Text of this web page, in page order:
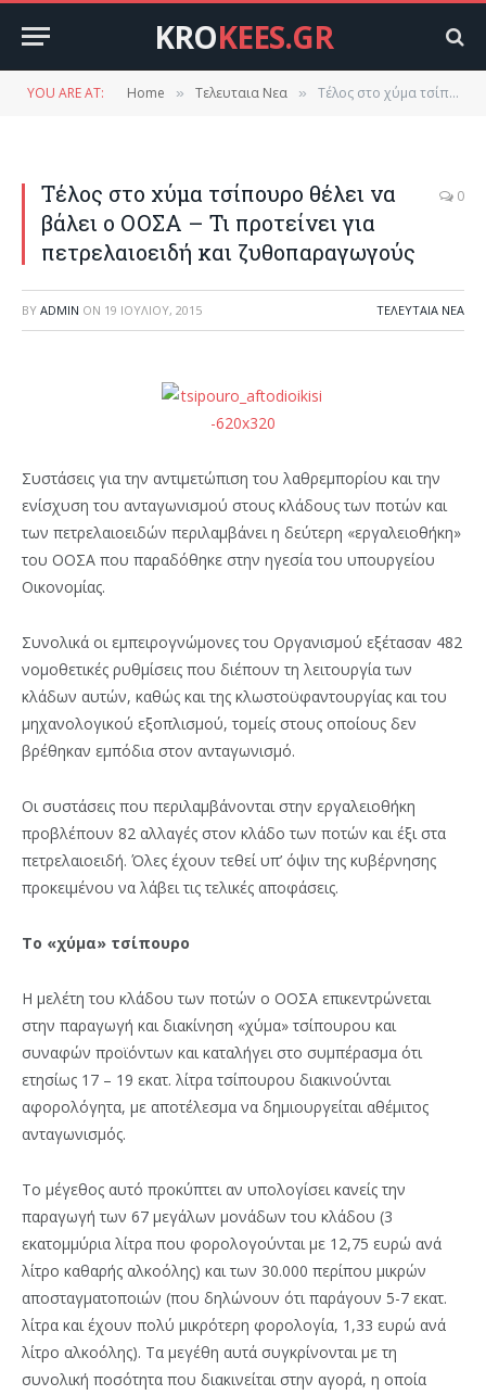
KROKEES.GR
YOU ARE AT: Home » Τελευταια Νεα » Τέλος στο χύμα τσίπουρο θέλει να βάλει ο ΟΟΣΑ – Τι προτείνει για πετρελαιοειδή και ζυθοπαραγωγούς
Τέλος στο χύμα τσίπουρο θέλει να
βάλει ο ΟΟΣΑ – Τι προτείνει για
πετρελαιοειδή και ζυθοπαραγωγούς
0
BY ADMIN ON 19 ΙΟΥΛΊΟΥ, 2015 ΤΕΛΕΥΤΑΙΑ ΝΕΑ
Συστάσεις για την αντιμετώπιση του λαθρεμπορίου και την
ενίσχυση του ανταγωνισμού στους κλάδους των ποτών και
των πετρελαιοειδών περιλαμβάνει η δεύτερη «εργαλειοθήκη»
του ΟΟΣΑ που παραδόθηκε στην ηγεσία του υπουργείου
Οικονομίας.
Συνολικά οι εμπειρογνώμονες του Οργανισμού εξέτασαν 482
νομοθετικές ρυθμίσεις που διέπουν τη λειτουργία των
κλάδων αυτών, καθώς και της κλωστοϋφαντουργίας και του
μηχανολογικού εξοπλισμού, τομείς στους οποίους δεν
βρέθηκαν εμπόδια στον ανταγωνισμό.
Οι συστάσεις που περιλαμβάνονται στην εργαλειοθήκη
προβλέπουν 82 αλλαγές στον κλάδο των ποτών και έξι στα
πετρελαιοειδή. Όλες έχουν τεθεί υπ’ όψιν της κυβέρνησης
προκειμένου να λάβει τις τελικές αποφάσεις.
Το «χύμα» τσίπουρο
Η μελέτη του κλάδου των ποτών ο ΟΟΣΑ επικεντρώνεται
στην παραγωγή και διακίνηση «χύμα» τσίπουρου και
συναφών προϊόντων και καταλήγει στο συμπέρασμα ότι
ετησίως 17 – 19 εκατ. λίτρα τσίπουρου διακινούνται
αφορολόγητα, με αποτέλεσμα να δημιουργείται αθέμιτος
ανταγωνισμός.
Το μέγεθος αυτό προκύπτει αν υπολογίσει κανείς την
παραγωγή των 67 μεγάλων μονάδων του κλάδου (3
εκατομμύρια λίτρα που φορολογούνται με 12,75 ευρώ ανά
λίτρο καθαρής αλκοόλης) και των 30.000 περίπου μικρών
αποσταγματοποιών (που δηλώνουν ότι παράγουν 5-7 εκατ.
λίτρα και έχουν πολύ μικρότερη φορολογία, 1,33 ευρώ ανά
λίτρο αλκοόλης). Τα μεγέθη αυτά συγκρίνονται με τη
συνολική ποσότητα που διακινείται στην αγορά, η οποία